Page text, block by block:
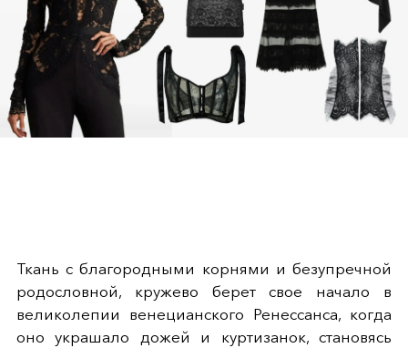
Ткань с благородными корнями и безупречной
родословной, кружево берет свое начало в
великолепии венецианского Ренессанса, когда
оно украшало дожей и куртизанок, становясь